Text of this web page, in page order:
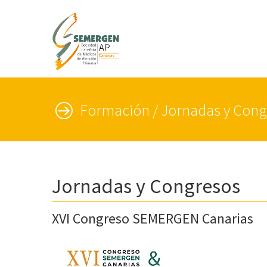
Formación / Jornadas y
Jornadas y Congresos
XVI Congreso SEMERGEN Canarias